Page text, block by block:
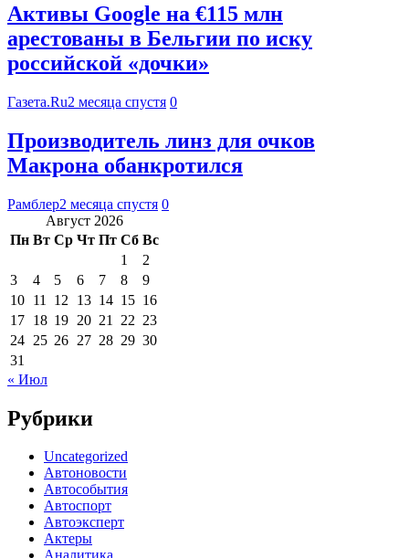
Активы Google на €115 млн
арестованы в Бельгии по иску
российской «дочки»
Газета.Ru2 месяца спустя 0
Производитель линз для очков
Макрона обанкротился
Рамблер2 месяца спустя 0
Август 2026
Пн Вт Ср Чт Пт Сб Вс
1
2
3
4 5 6 7 8
9
10 11 12 13 14 15 16
17 18 19 20 21 22 23
24 25 26 27 28 29 30
31
« Июл
Рубрики
Uncategorized
Автоновости
Автособытия
Автоспорт
Автоэксперт
Актеры